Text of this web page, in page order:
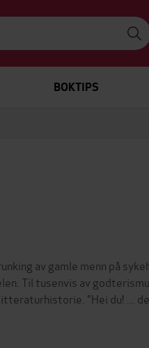
BOKTIPS
av gamle menn på
Til tusenvis av
"Hei du! ...